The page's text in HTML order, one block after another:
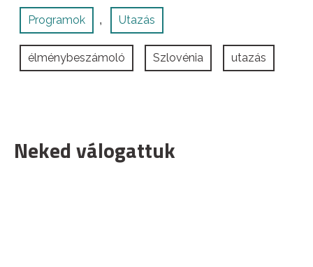
Programok , Utazás
élménybeszámoló Szlovénia utazás
Neked válogattuk